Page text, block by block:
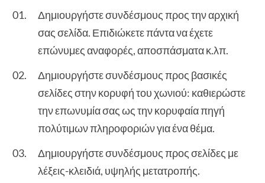
Δημιουργήστε συνδέσμους προς την αρχική
σας σελίδα. Επιδιώκετε πάντα να έχετε
επώνυμες αναφορές, αποσπάσματα κ.λπ.
Δημιουργήστε συνδέσμους προς βασικές
σελίδες στην κορυφή του χωνιού: καθιερώστε
την επωνυμία σας ως την κορυφαία πηγή
πολύτιμων πληροφοριών για ένα θέμα.
Δημιουργήστε συνδέσμους προς σελίδες με
λέξεις-κλειδιά, υψηλής μετατροπής.